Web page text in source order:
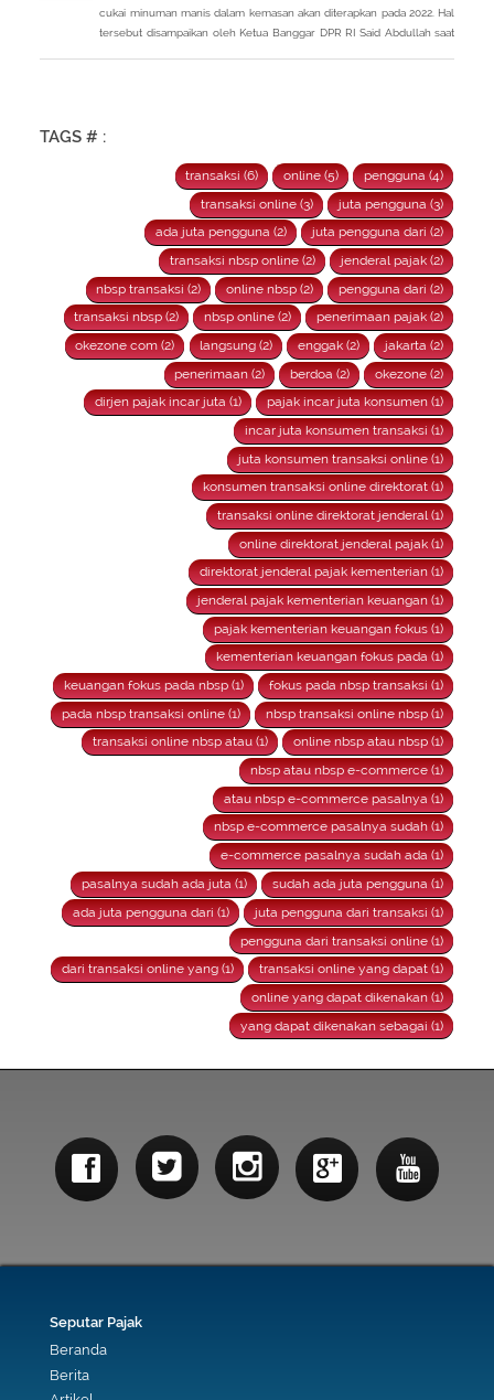
cukai minuman manis dalam kemasan akan diterapkan pada 2022. Hal
tersebut disampaikan oleh Ketua Banggar DPR RI Said Abdullah saat
TAGS # :
transaksi (6) online (5)
pengguna (4)
transaksi online (3)
juta pengguna (3)
ada juta pengguna (2)
juta pengguna dari (2)
transaksi nbsp online (2)
jenderal pajak (2)
nbsp transaksi (2)
online nbsp (2)
pengguna dari (2)
transaksi nbsp (2)
nbsp online (2)
penerimaan pajak (2)
okezone com (2)
langsung (2) enggak (2)
jakarta (2)
penerimaan (2)
berdoa (2)
okezone (2)
dirjen pajak incar juta (1)
pajak incar juta konsumen (1)
incar juta konsumen transaksi (1)
juta konsumen transaksi online (1)
konsumen transaksi online direktorat (1)
transaksi online direktorat jenderal (1)
online direktorat jenderal pajak (1)
direktorat jenderal pajak kementerian (1)
jenderal pajak kementerian keuangan (1)
pajak kementerian keuangan fokus (1)
kementerian keuangan fokus pada (1)
keuangan fokus pada nbsp (1)
fokus pada nbsp transaksi (1)
pada nbsp transaksi online (1)
nbsp transaksi online nbsp (1)
transaksi online nbsp atau (1)
online nbsp atau nbsp (1)
nbsp atau nbsp e-commerce (1)
atau nbsp e-commerce pasalnya (1)
nbsp e-commerce pasalnya sudah (1)
e-commerce pasalnya sudah ada (1)
pasalnya sudah ada juta (1)
sudah ada juta pengguna (1)
ada juta pengguna dari (1)
juta pengguna dari transaksi (1)
pengguna dari transaksi online (1)
dari transaksi online yang (1)
transaksi online yang dapat (1)
online yang dapat dikenakan (1)
yang dapat dikenakan sebagai (1)
Seputar Pajak
Beranda
Berita